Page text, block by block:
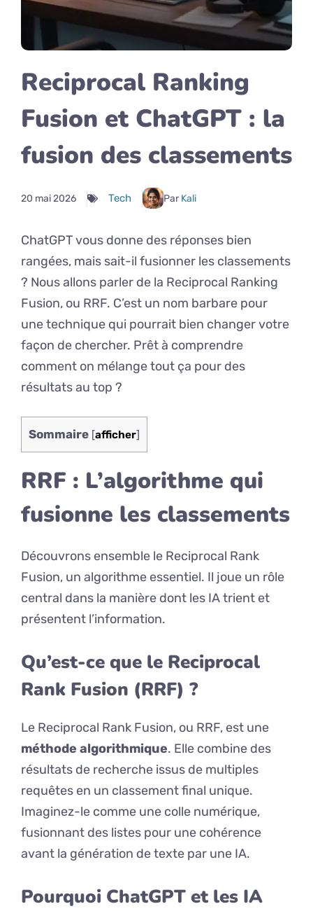
Reciprocal Ranking
Fusion et ChatGPT : la
fusion des classements
20 mai 2026 Tech Par Kali
ChatGPT vous donne des réponses bien
rangées, mais sait-il fusionner les classements
? Nous allons parler de la Reciprocal Ranking
Fusion, ou RRF. C’est un nom barbare pour
une technique qui pourrait bien changer votre
façon de chercher. Prêt à comprendre
comment on mélange tout ça pour des
résultats au top ?
Sommaire [afficher]
RRF : L’algorithme qui
fusionne les classements
Découvrons ensemble le Reciprocal Rank
Fusion, un algorithme essentiel. Il joue un rôle
central dans la manière dont les IA trient et
présentent l’information.
Qu’est-ce que le Reciprocal
Rank Fusion (RRF) ?
Le Reciprocal Rank Fusion, ou RRF, est une
méthode algorithmique. Elle combine des
résultats de recherche issus de multiples
requêtes en un classement final unique.
Imaginez-le comme une colle numérique,
fusionnant des listes pour une cohérence
avant la génération de texte par une IA.
Pourquoi ChatGPT et les IA